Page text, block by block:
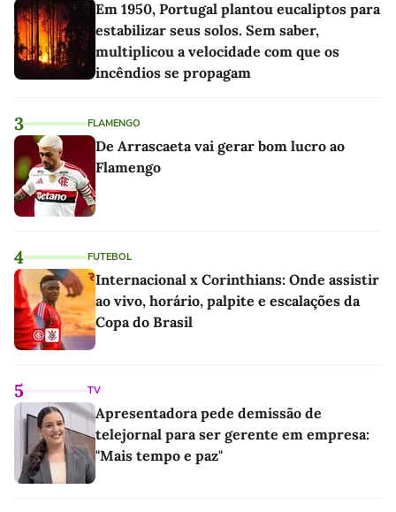
Em 1950, Portugal plantou eucaliptos para
estabilizar seus solos. Sem saber,
multiplicou a velocidade com que os
incêndios se propagam
3 FLAMENGO
De Arrascaeta vai gerar bom lucro ao
Flamengo
4 FUTEBOL
Internacional x Corinthians: Onde assistir
ao vivo, horário, palpite e escalações da
Copa do Brasil
5 TV
Apresentadora pede demissão de
telejornal para ser gerente em empresa:
"Mais tempo e paz"